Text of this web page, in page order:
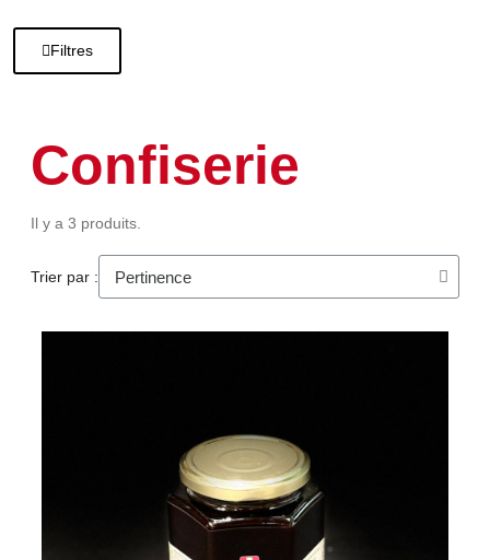
Filtres
Confiserie
Il y a 3 produits.
Trier par :